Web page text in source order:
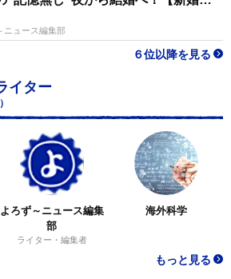
ニュース編集部
６位以降を見る
イター
よろず～ニュース編集
部
ライター・編集者
海外科学
もっと見る